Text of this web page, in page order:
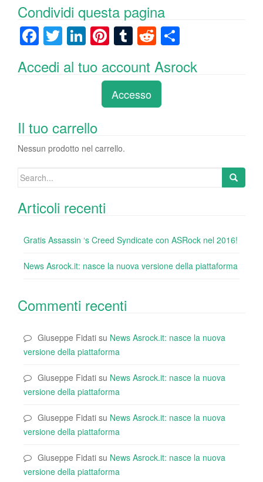
Condividi questa pagina
F
c
o
o
k
T
wi
tt
Li
k
n
Pi
er
e
st
T
m
bl
r
R
e
d
di
t
n
Accedi al tuo account Asrock
Accesso
Il tuo carrello
Nessun prodotto nel carrello.
Search
Articoli recenti
Gratis Assassin ‘s Creed Syndicate con ASRock nel 2016!
News Asrock.it: nasce la nuova versione della piattaforma
Commenti recenti
Giuseppe Fidati su News Asrock.it: nasce la nuova
versione della piattaforma
Giuseppe Fidati su News Asrock.it: nasce la nuova
versione della piattaforma
Giuseppe Fidati su News Asrock.it: nasce la nuova
versione della piattaforma
Giuseppe Fidati su News Asrock.it: nasce la nuova
versione della piattaforma